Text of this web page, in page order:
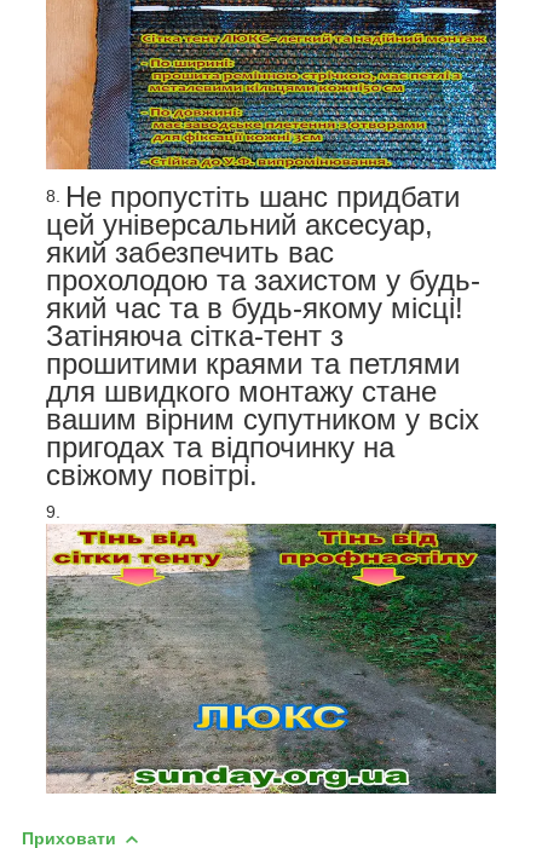
Не пропустіть шанс придбати
цей універсальний аксесуар,
який забезпечить вас
прохолодою та захистом у будь-
який час та в будь-якому місці!
Затіняюча сітка-тент з
прошитими краями та петлями
для швидкого монтажу стане
вашим вірним супутником у всіх
пригодах та відпочинку на
свіжому повітрі.
Приховати